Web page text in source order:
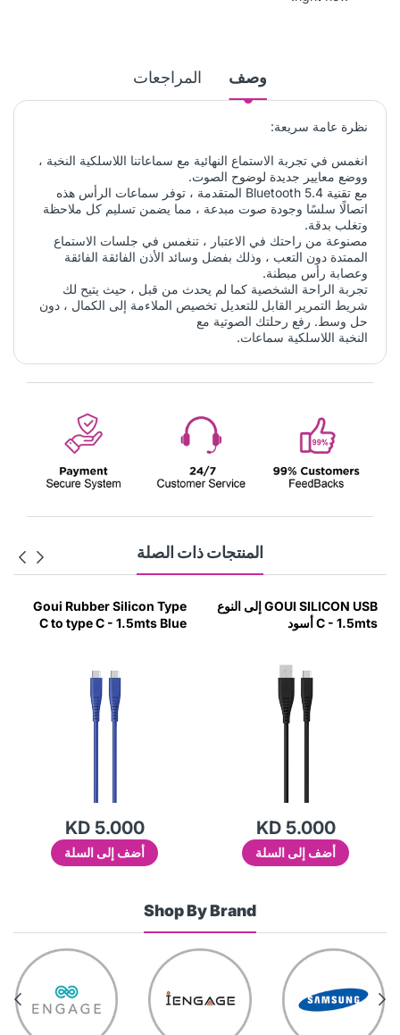
وصف المراجعات
نظرة عامة سريعة:
انغمس في تجربة الاستماع النهائية مع سماعاتنا اللاسلكية النخبة ،
ووضع معايير جديدة لوضوح الصوت.
مع تقنية Bluetooth 5.4 المتقدمة ، توفر سماعات الرأس هذه
اتصالًا سلسًا وجودة صوت مبدعة ، مما يضمن تسليم كل ملاحظة
وتغلب بدقة.
مصنوعة من راحتك في الاعتبار ، تنغمس في جلسات الاستماع
الممتدة دون التعب ، وذلك بفضل وسائد الأذن الفائقة الفائقة
وعصابة رأس مبطنة.
تجربة الراحة الشخصية كما لم يحدث من قبل ، حيث يتيح لك
شريط التمرير القابل للتعديل تخصيص الملاءمة إلى الكمال ، دون
حل وسط. رفع رحلتك الصوتية مع
النخبة اللاسلكية سماعات.
المنتجات ذات الصلة
GOUI SILICON USB إلى النوع
C - 1.5mts أسود
KD 5.000
أضف إلى السلة
Goui Rubber Silicon Type
C to type C - 1.5mts Blue
KD 5.000
أضف إلى السلة
Shop By Brand